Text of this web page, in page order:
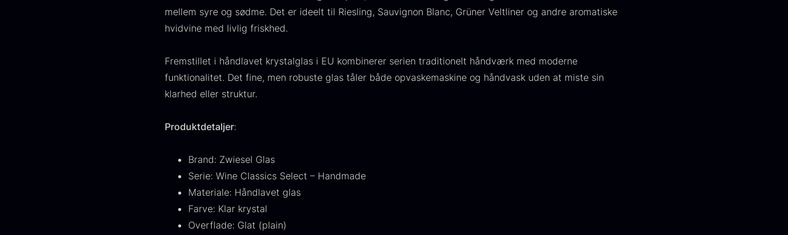
mellem syre og sødme. Det er ideelt til Riesling, Sauvignon Blanc, Grüner Veltliner og andre aromatiske
hvidvine med livlig friskhed.
Fremstillet i håndlavet krystalglas i EU kombinerer serien traditionelt håndværk med moderne
funktionalitet. Det fine, men robuste glas tåler både opvaskemaskine og håndvask uden at miste sin
klarhed eller struktur.
Produktdetaljer:
Brand: Zwiesel Glas
Serie: Wine Classics Select – Handmade
Materiale: Håndlavet glas
Farve: Klar krystal
Overflade: Glat (plain)